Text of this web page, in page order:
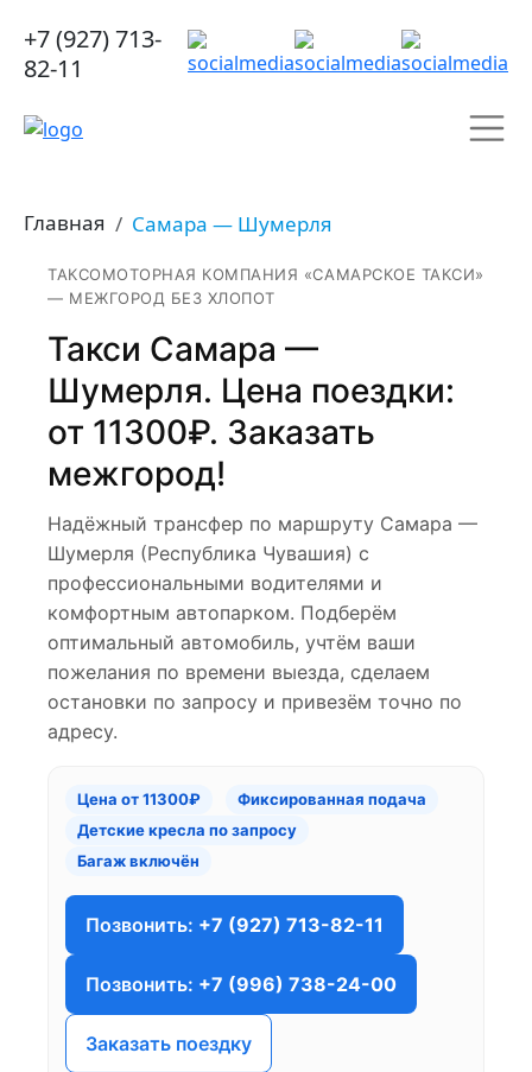
+7 (927) 713-
82-11
Главная Самара — Шумерля
ТАКСОМОТОРНАЯ КОМПАНИЯ «САМАРСКОЕ ТАКСИ»
— МЕЖГОРОД БЕЗ ХЛОПОТ
Такси Самара —
Шумерля. Цена поездки:
от 11300₽. Заказать
межгород!
Надёжный трансфер по маршруту Самара —
Шумерля (Республика Чувашия) с
профессиональными водителями и
комфортным автопарком. Подберём
оптимальный автомобиль, учтём ваши
пожелания по времени выезда, сделаем
остановки по запросу и привезём точно по
адресу.
Цена от 11300₽
Фиксированная подача
Детские кресла по запросу
Багаж включён
Позвонить: +7 (927) 713-82-11
Позвонить: +7 (996) 738-24-00
Заказать поездку